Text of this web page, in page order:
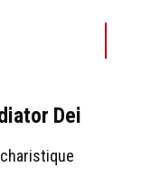
Dei